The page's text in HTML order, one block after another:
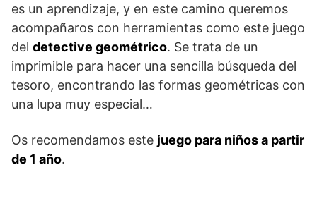
es un aprendizaje, y en este camino queremos
acompañaros con herramientas como este juego
del detective geométrico. Se trata de un
imprimible para hacer una sencilla búsqueda del
tesoro, encontrando las formas geométricas con
una lupa muy especial…
Os recomendamos este juego para niños a partir
de 1 año.